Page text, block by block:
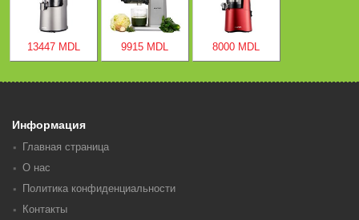
13447 MDL 9915 MDL 8000 MDL
Информация
Главная страница
О нас
Политика конфиденциальности
Контакты